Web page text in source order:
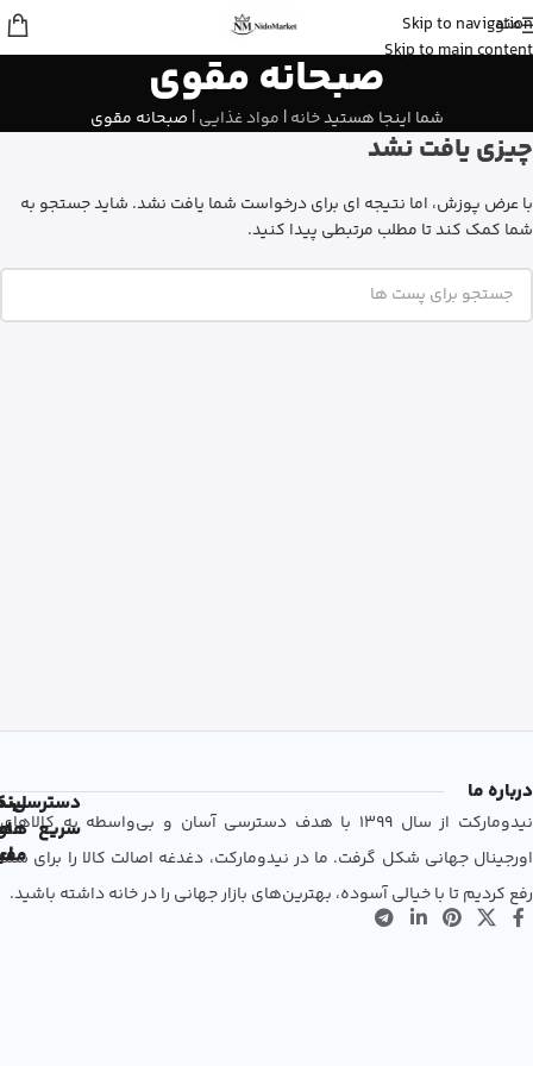
Skip to navigation
Skip to main content
منو
صبحانه مقوی
شما اینجا هستیدخانه| مواد غذایی| صبحانه مقوی
چیزی یافت نشد
با عرض پوزش، اما نتیجه ای برای درخواست شما یافت نشد. شاید جستجو به
شما کمک کند تا مطلب مرتبطی پیدا کنید.
درباره ما
نیدومارکت از سال 1399 با هدف دسترسی آسان و بی‌واسطه به کالاهای
اورجینال جهانی شکل گرفت. ما در نیدومارکت، دغدغه اصالت کالا را برای شما
رفع کردیم تا با خیالی آسوده، بهترین‌های بازار جهانی را در خانه داشته باشید.
دسترسی
سریع
Fatemeh از تهران
ادو پرفیوم زنانه بورلی هیلز پولو کلاب رو